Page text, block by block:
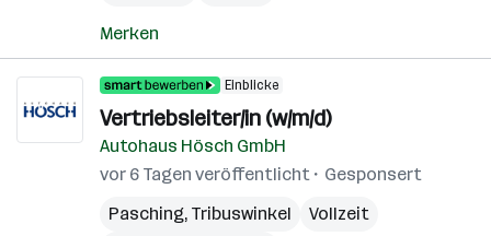
Merken
Einblicke
Vertriebsleiter/in (w/m/d)
Autohaus Hösch GmbH
vor 6 Tagen veröffentlicht
Gesponsert
Pasching, Tribuswinkel
Vollzeit